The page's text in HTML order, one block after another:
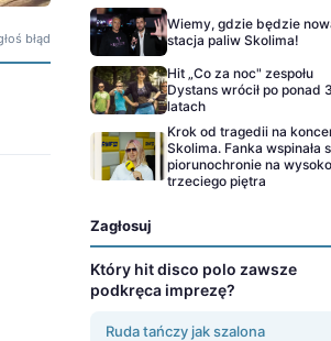
błąd
Wiemy, gdzie będzie
stacja paliw Skolima!
Hit „Co za noc" zespołu
Dystans wrócił po ponad
latach
Krok od tragedii na
Skolima. Fanka wspinała
piorunochronie na
trzeciego piętra
Zagłosuj
Który hit disco polo zawsze
podkręca imprezę?
Ruda tańczy jak szalona